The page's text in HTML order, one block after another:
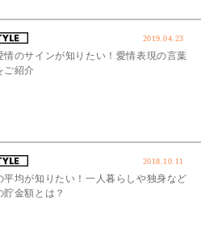
2019.04.23
情のサインが知りたい！愛情表現の言葉
ご紹介
2018.10.11
平均が知りたい！一人暮らしや独身など
貯金額とは？